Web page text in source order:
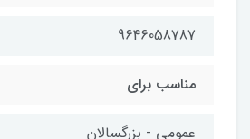
9646058787
مناسب براي
عمومی - بزرگسالان